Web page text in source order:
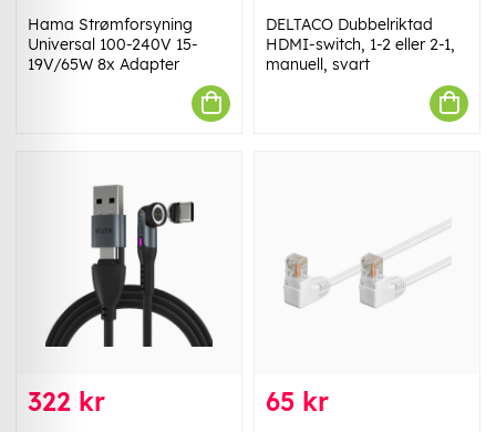
Hama Strømforsyning
Universal 100-240V 15-
19V/65W 8x Adapter
DELTACO Dubbelriktad
HDMI-switch, 1-2 eller 2-1,
manuell, svart
322 kr 65 kr